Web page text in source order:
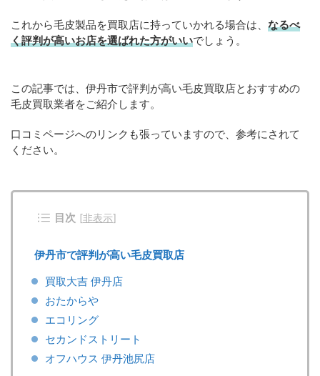
これから毛皮製品を買取店に持っていかれる場合は、 なるべ
く評判が高いお店を選ばれた方がいいでしょう。
この記事では、伊丹市で評判が高い毛皮買取店とおすすめの
毛皮買取業者をご紹介します。
口コミページへのリンクも張っていますので、参考にされて
ください。
目次 [非表示]
伊丹市で評判が高い毛皮買取店
買取大吉 伊丹店
おたからや
エコリング
セカンドストリート
オフハウス 伊丹池尻店